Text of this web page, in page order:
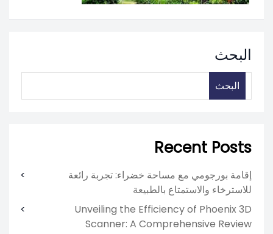
البحث
البحث
Recent Posts
إقامة بورجومي مع مساحة خضراء: تجربة رائعة
للاسترخاء والاستمتاع بالطبيعة
Unveiling the Efficiency of Phoenix 3D
Scanner: A Comprehensive Review